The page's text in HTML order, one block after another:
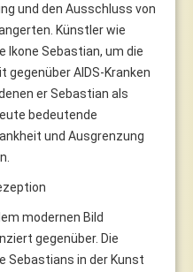
und den Ausschluss von
Künstler wie
Ikone Sebastian, um die
AIDS-Kranken
er Sebastian als
bedeutende
und Ausgrenzung
modernen Bild
gegenüber. Die
Sebastians in der Kunst